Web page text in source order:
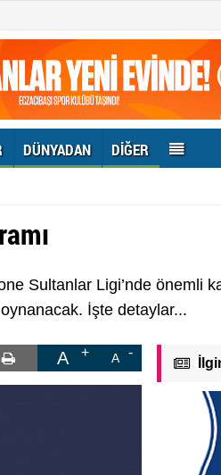
DÜNYADAN DIĞER
Sultanlar Ligi’nde önemli
oynanacak. İşte detaylar...
A A